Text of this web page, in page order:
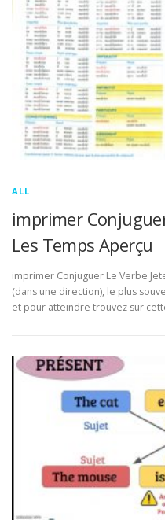
ALL
imprimer
Les Temps Aperçu
imprimer Conjuguer Le Verbe
(dans une direction), le plus
et pour atteindre trouvez sur